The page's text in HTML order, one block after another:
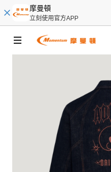
摩曼頓
立刻使用官方APP